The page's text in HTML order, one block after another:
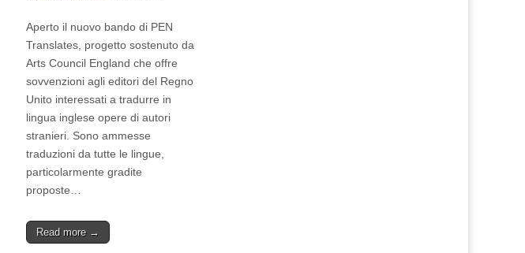
Aperto il nuovo bando di PEN
Translates, progetto sostenuto da
Arts Council England che offre
sovvenzioni agli editori del Regno
Unito interessati a tradurre in
lingua inglese opere di autori
stranieri. Sono ammesse
traduzioni da tutte le lingue,
particolarmente gradite
proposte…
Read more →